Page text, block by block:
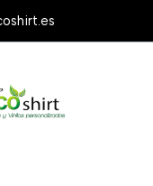
Aprilia Shiver